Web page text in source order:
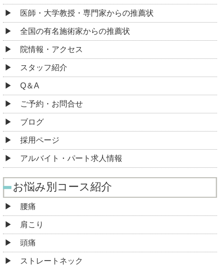
医師・大学教授・専門家からの推薦状
全国の有名施術家からの推薦状
院情報・アクセス
スタッフ紹介
Q＆A
ご予約・お問合せ
ブログ
採用ページ
アルバイト・パート求人情報
お悩み別コース紹介
腰痛
肩こり
頭痛
ストレートネック